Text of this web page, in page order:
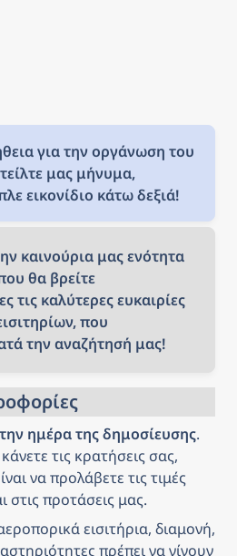
για την οργάνωση του
μας μήνυμα,
εικονίδιο κάτω δεξιά!
θα βρείτε
τις καλύτερες ευκαιρίες
που
την αναζήτησή μας!
ημέρα της δημοσίευσης.
τις κρατήσεις σας,
να προλάβετε τις τιμές
προτάσεις μας.
εισιτήρια, διαμονή,